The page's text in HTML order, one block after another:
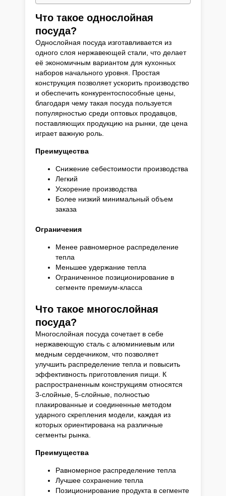
Что такое однослойная
посуда?
Однослойная посуда изготавливается из
одного слоя нержавеющей стали, что делает
её экономичным вариантом для кухонных
наборов начального уровня. Простая
конструкция позволяет ускорить производство
и обеспечить конкурентоспособные цены,
благодаря чему такая посуда пользуется
популярностью среди оптовых продавцов,
поставляющих продукцию на рынки, где цена
играет важную роль.
Преимущества
Снижение себестоимости производства
Легкий
Ускорение производства
Более низкий минимальный объем
заказа
Ограничения
Менее равномерное распределение
тепла
Меньшее удержание тепла
Ограниченное позиционирование в
сегменте премиум-класса
Что такое многослойная
посуда?
Многослойная посуда сочетает в себе
нержавеющую сталь с алюминиевым или
медным сердечником, что позволяет
улучшить распределение тепла и повысить
эффективность приготовления пищи. К
распространенным конструкциям относятся
3-слойные, 5-слойные, полностью
плакированные и соединенные методом
ударного скрепления модели, каждая из
которых ориентирована на различные
сегменты рынка.
Преимущества
Равномерное распределение тепла
Лучшее сохранение тепла
Позиционирование продукта в сегменте